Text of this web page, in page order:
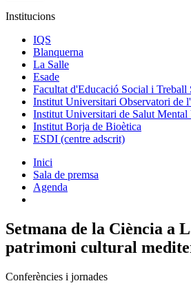
Institucions
IQS
Blanquerna
La Salle
Esade
Facultat d'Educació Social i Treball
Institut Universitari Observatori de
Institut Universitari de Salut
Institut Borja de Bioètica
ESDI (centre adscrit)
Inici
Sala de premsa
Agenda
Setmana de la Ciència a
patrimoni cultural
Conferències i jornades